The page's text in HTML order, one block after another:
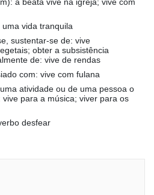
vida tranquila
sustentar-se de: vive
obter a subsistência
de: vive de rendas
com: vive com fulana
atividade ou de uma pessoa o
para a música; viver para os
desfear